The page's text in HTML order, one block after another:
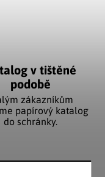
v tištěné
podobě
zákazníkům
papírový katalog
do schránky.